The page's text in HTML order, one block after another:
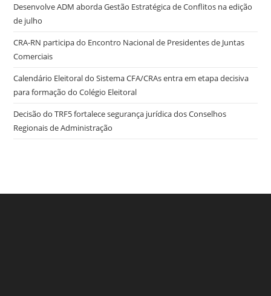
Desenvolve ADM aborda Gestão Estratégica de Conflitos na edição
de julho
CRA-RN participa do Encontro Nacional de Presidentes de Juntas
Comerciais
Calendário Eleitoral do Sistema CFA/CRAs entra em etapa decisiva
para formação do Colégio Eleitoral
Decisão do TRF5 fortalece segurança jurídica dos Conselhos
Regionais de Administração